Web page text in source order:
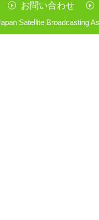
お問い合わせ
Satellite Broadcasting